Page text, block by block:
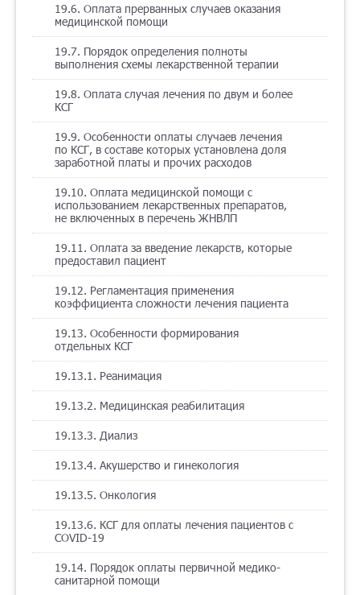
19.6. Оплата прерванных случаев оказания
медицинской помощи
19.7. Порядок определения полноты
выполнения схемы лекарственной терапии
19.8. Оплата случая лечения по двум и более
КСГ
19.9. Особенности оплаты случаев лечения
по КСГ, в составе которых установлена доля
заработной платы и прочих расходов
19.10. Оплата медицинской помощи с
использованием лекарственных препаратов,
не включенных в перечень ЖНВЛП
19.11. Оплата за введение лекарств, которые
предоставил пациент
19.12. Регламентация применения
коэффициента сложности лечения пациента
19.13. Особенности формирования
отдельных КСГ
19.13.1. Реанимация
19.13.2. Медицинская реабилитация
19.13.3. Диализ
19.13.4. Акушерство и гинекология
19.13.5. Онкология
19.13.6. КСГ для оплаты лечения пациентов с
COVID-19
19.14. Порядок оплаты первичной медико-
санитарной помощи